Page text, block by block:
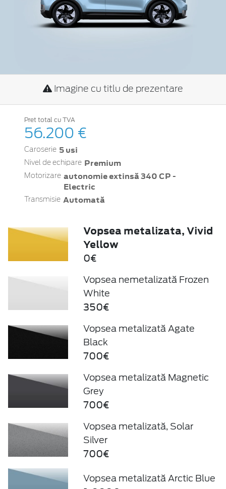
Imagine cu titlu de prezentare
Pret total cu TVA
56.200 €
Caroserie 5 usi
Nivel de echipare Premium
Motorizare autonomie extinsă 340 CP -
Electric
Transmisie Automată
Vopsea metalizata, Vivid
Yellow
0€
Vopsea nemetalizată Frozen
White
350€
Vopsea metalizată Agate
Black
700€
Vopsea metalizată Magnetic
Grey
700€
Vopsea metalizată, Solar
Silver
700€
Vopsea metalizată Arctic Blue